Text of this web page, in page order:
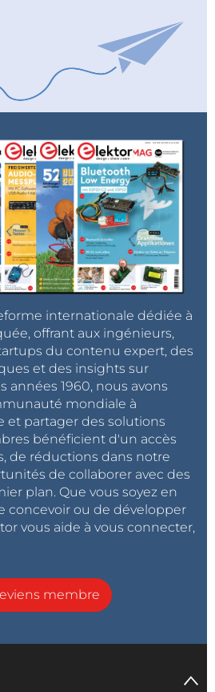
internationale dédiée à
offrant aux ingénieurs,
du contenu expert, des
et des insights sur
années 1960, nous avons
mondiale à
et partager des solutions
bénéficient d'un accès
de réductions dans notre
de collaborer avec des
plan. Que vous soyez en
concevoir ou de développer
vous aide à vous connecter,
membre